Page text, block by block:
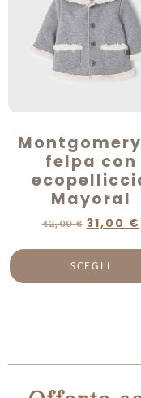
felpa con
Mayoral
42,00€ 31,00 €
SCEGLI